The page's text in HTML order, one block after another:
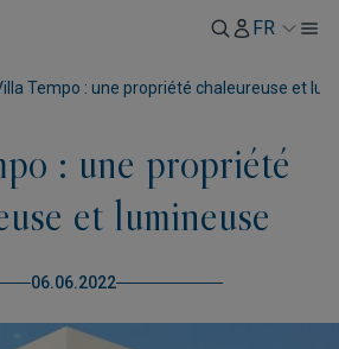
FR
Tempo : une propriété chaleureuse et
: une propriété
et lumineuse
06.06.2022